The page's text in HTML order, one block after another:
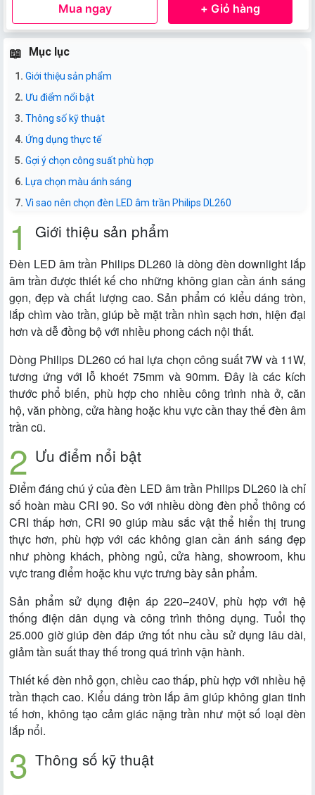
Mua ngay + Giỏ hàng
Mục lục
Giới thiệu sản phẩm
Ưu điểm nổi bật
Thông số kỹ thuật
Ứng dụng thực tế
Gợi ý chọn công suất phù hợp
Lựa chọn màu ánh sáng
Vì sao nên chọn đèn LED âm trần Philips DL260
Giới thiệu sản phẩm
Đèn LED âm trần Philips DL260 là dòng đèn downlight lắp
âm trần được thiết kế cho những không gian cần ánh sáng
gọn, đẹp và chất lượng cao. Sản phẩm có kiểu dáng tròn,
lắp chìm vào trần, giúp bề mặt trần nhìn sạch hơn, hiện đại
hơn và dễ đồng bộ với nhiều phong cách nội thất.
Dòng Philips DL260 có hai lựa chọn công suất 7W và 11W,
tương ứng với lỗ khoét 75mm và 90mm. Đây là các kích
thước phổ biến, phù hợp cho nhiều công trình nhà ở, căn
hộ, văn phòng, cửa hàng hoặc khu vực cần thay thế đèn âm
trần cũ.
Ưu điểm nổi bật
Điểm đáng chú ý của đèn LED âm trần Philips DL260 là chỉ
số hoàn màu CRI 90. So với nhiều dòng đèn phổ thông có
CRI thấp hơn, CRI 90 giúp màu sắc vật thể hiển thị trung
thực hơn, phù hợp với các không gian cần ánh sáng đẹp
như phòng khách, phòng ngủ, cửa hàng, showroom, khu
vực trang điểm hoặc khu vực trưng bày sản phẩm.
Sản phẩm sử dụng điện áp 220–240V, phù hợp với hệ
thống điện dân dụng và công trình thông dụng. Tuổi thọ
25.000 giờ giúp đèn đáp ứng tốt nhu cầu sử dụng lâu dài,
giảm tần suất thay thế trong quá trình vận hành.
Thiết kế đèn nhỏ gọn, chiều cao thấp, phù hợp với nhiều hệ
trần thạch cao. Kiểu dáng tròn lắp âm giúp không gian tinh
tế hơn, không tạo cảm giác nặng trần như một số loại đèn
lắp nổi.
Thông số kỹ thuật